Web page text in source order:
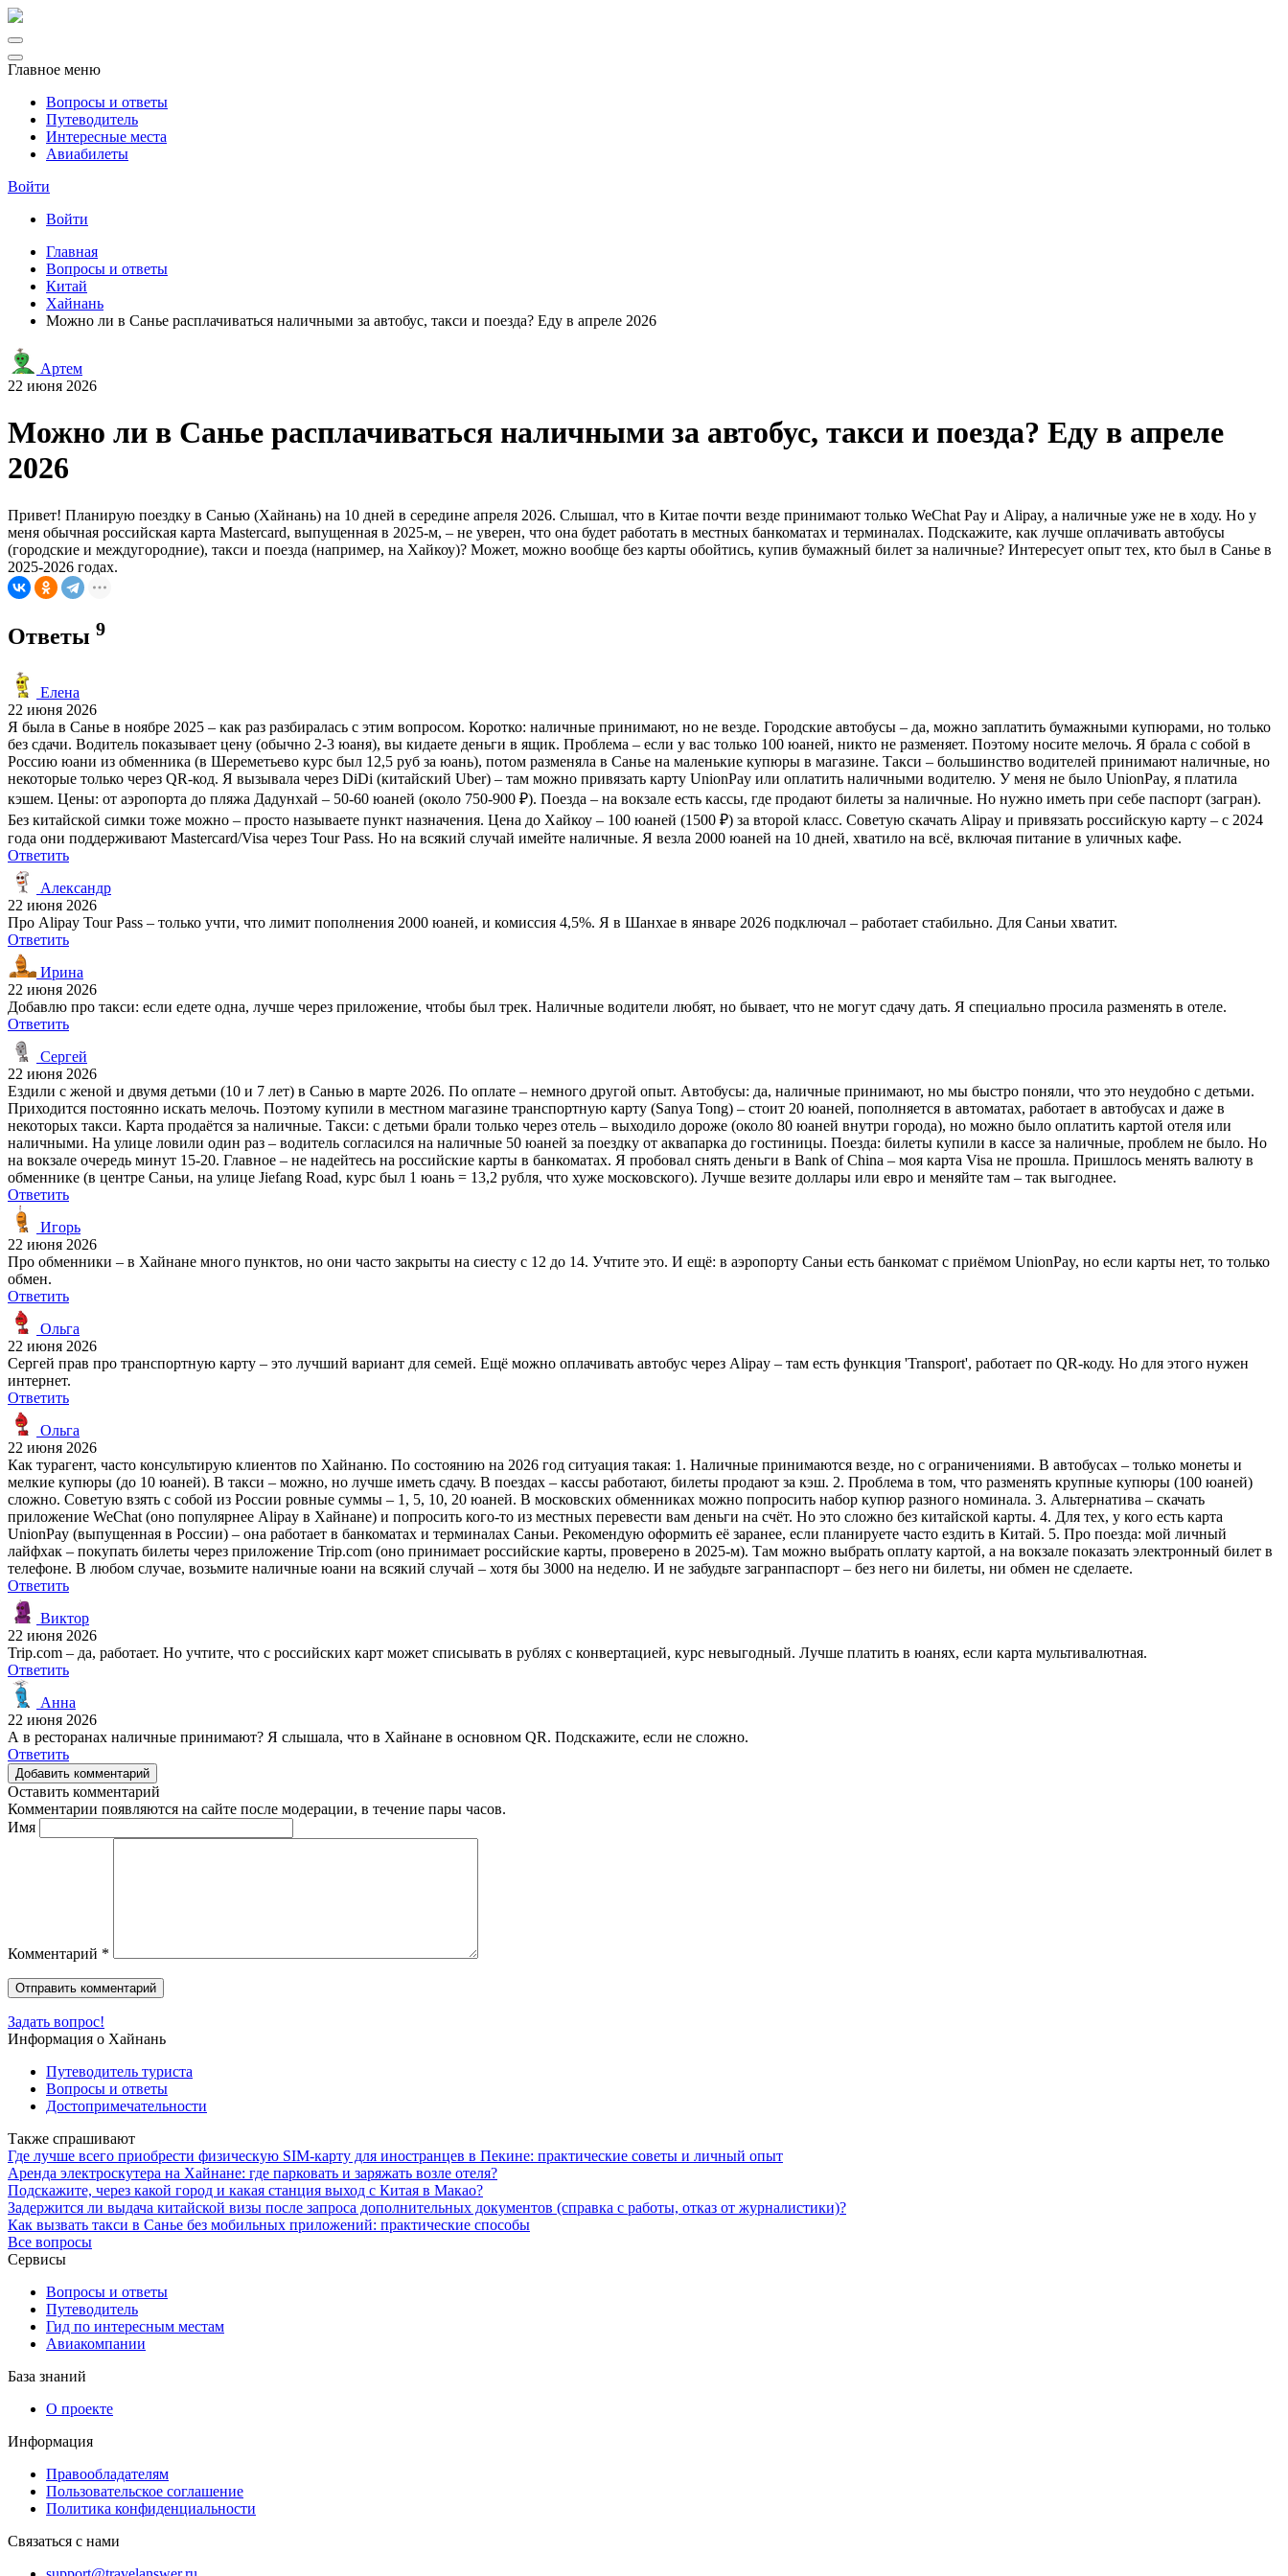
Главное меню
Вопросы и ответы
Путеводитель
Интересные места
Авиабилеты
Войти
Войти
Главная
Вопросы и ответы
Китай
Хайнань
Можно ли в Санье расплачиваться наличными за автобус, такси и поезда? Еду в апреле 2026
Артем
22 июня 2026
Можно ли в Санье расплачиваться наличными за автобус, такси и поезда? Еду в апреле
2026
Привет! Планирую поездку в Санью (Хайнань) на 10 дней в середине апреля 2026. Слышал, что в Китае почти везде принимают только WeChat Pay и Alipay, а наличные уже не в ходу. Но у
меня обычная российская карта Mastercard, выпущенная в 2025-м, – не уверен, что она будет работать в местных банкоматах и терминалах. Подскажите, как лучше оплачивать автобусы
(городские и междугородние), такси и поезда (например, на Хайкоу)? Может, можно вообще без карты обойтись, купив бумажный билет за наличные? Интересует опыт тех, кто был в Санье в
2025-2026 годах.
Ответы 9
Елена
22 июня 2026
Я была в Санье в ноябре 2025 – как раз разбиралась с этим вопросом. Коротко: наличные принимают, но не везде. Городские автобусы – да, можно заплатить бумажными купюрами, но только
без сдачи. Водитель показывает цену (обычно 2-3 юаня), вы кидаете деньги в ящик. Проблема – если у вас только 100 юаней, никто не разменяет. Поэтому носите мелочь. Я брала с собой в
Россию юани из обменника (в Шереметьево курс был 12,5 руб за юань), потом разменяла в Санье на маленькие купюры в магазине. Такси – большинство водителей принимают наличные, но
некоторые только через QR-код. Я вызывала через DiDi (китайский Uber) – там можно привязать карту UnionPay или оплатить наличными водителю. У меня не было UnionPay, я платила
кэшем. Цены: от аэропорта до пляжа Дадунхай – 50-60 юаней (около 750-900 ₽). Поезда – на вокзале есть кассы, где продают билеты за наличные. Но нужно иметь при себе паспорт (загран).
Без китайской симки тоже можно – просто называете пункт назначения. Цена до Хайкоу – 100 юаней (1500 ₽) за второй класс. Советую скачать Alipay и привязать российскую карту – с 2024
года они поддерживают Mastercard/Visa через Tour Pass. Но на всякий случай имейте наличные. Я везла 2000 юаней на 10 дней, хватило на всё, включая питание в уличных кафе.
Ответить
Александр
22 июня 2026
Про Alipay Tour Pass – только учти, что лимит пополнения 2000 юаней, и комиссия 4,5%. Я в Шанхае в январе 2026 подключал – работает стабильно. Для Саньи хватит.
Ответить
Ирина
22 июня 2026
Добавлю про такси: если едете одна, лучше через приложение, чтобы был трек. Наличные водители любят, но бывает, что не могут сдачу дать. Я специально просила разменять в отеле.
Ответить
Сергей
22 июня 2026
Ездили с женой и двумя детьми (10 и 7 лет) в Санью в марте 2026. По оплате – немного другой опыт. Автобусы: да, наличные принимают, но мы быстро поняли, что это неудобно с детьми.
Приходится постоянно искать мелочь. Поэтому купили в местном магазине транспортную карту (Sanya Tong) – стоит 20 юаней, пополняется в автоматах, работает в автобусах и даже в
некоторых такси. Карта продаётся за наличные. Такси: с детьми брали только через отель – выходило дороже (около 80 юаней внутри города), но можно было оплатить картой отеля или
наличными. На улице ловили один раз – водитель согласился на наличные 50 юаней за поездку от аквапарка до гостиницы. Поезда: билеты купили в кассе за наличные, проблем не было. Но
на вокзале очередь минут 15-20. Главное – не надейтесь на российские карты в банкоматах. Я пробовал снять деньги в Bank of China – моя карта Visa не прошла. Пришлось менять валюту в
обменнике (в центре Саньи, на улице Jiefang Road, курс был 1 юань = 13,2 рубля, что хуже московского). Лучше везите доллары или евро и меняйте там – так выгоднее.
Ответить
Игорь
22 июня 2026
Про обменники – в Хайнане много пунктов, но они часто закрыты на сиесту с 12 до 14. Учтите это. И ещё: в аэропорту Саньи есть банкомат с приёмом UnionPay, но если карты нет, то только
обмен.
Ответить
Ольга
22 июня 2026
Сергей прав про транспортную карту – это лучший вариант для семей. Ещё можно оплачивать автобус через Alipay – там есть функция 'Transport', работает по QR-коду. Но для этого нужен
интернет.
Ответить
Ольга
22 июня 2026
Как турагент, часто консультирую клиентов по Хайнаню. По состоянию на 2026 год ситуация такая: 1. Наличные принимаются везде, но с ограничениями. В автобусах – только монеты и
мелкие купюры (до 10 юаней). В такси – можно, но лучше иметь сдачу. В поездах – кассы работают, билеты продают за кэш. 2. Проблема в том, что разменять крупные купюры (100 юаней)
сложно. Советую взять с собой из России ровные суммы – 1, 5, 10, 20 юаней. В московских обменниках можно попросить набор купюр разного номинала. 3. Альтернатива – скачать
приложение WeChat (оно популярнее Alipay в Хайнане) и попросить кого-то из местных перевести вам деньги на счёт. Но это сложно без китайской карты. 4. Для тех, у кого есть карта
UnionPay (выпущенная в России) – она работает в банкоматах и терминалах Саньи. Рекомендую оформить её заранее, если планируете часто ездить в Китай. 5. Про поезда: мой личный
лайфхак – покупать билеты через приложение Trip.com (оно принимает российские карты, проверено в 2025-м). Там можно выбрать оплату картой, а на вокзале показать электронный билет в
телефоне. В любом случае, возьмите наличные юани на всякий случай – хотя бы 3000 на неделю. И не забудьте загранпаспорт – без него ни билеты, ни обмен не сделаете.
Ответить
Виктор
22 июня 2026
Trip.com – да, работает. Но учтите, что с российских карт может списывать в рублях с конвертацией, курс невыгодный. Лучше платить в юанях, если карта мультивалютная.
Ответить
Анна
22 июня 2026
А в ресторанах наличные принимают? Я слышала, что в Хайнане в основном QR. Подскажите, если не сложно.
Ответить
Добавить комментарий
Оставить комментарий
Комментарии появляются на сайте после модерации, в течение пары часов.
Имя
Комментарий *
Задать вопрос!
Информация о Хайнань
Путеводитель туриста
Вопросы и ответы
Достопримечательности
Также спрашивают
Где лучше всего приобрести физическую SIM-карту для иностранцев в Пекине: практические советы и личный опыт
Аренда электроскутера на Хайнане: где парковать и заряжать возле отеля?
Подскажите, через какой город и какая станция выход с Китая в Макао?
Задержится ли выдача китайской визы после запроса дополнительных документов (справка с работы, отказ от журналистики)?
Как вызвать такси в Санье без мобильных приложений: практические способы
Все вопросы
Сервисы
Вопросы и ответы
Путеводитель
Гид по интересным местам
Авиакомпании
База знаний
О проекте
Информация
Правообладателям
Пользовательское соглашение
Политика конфиденциальности
Связаться с нами